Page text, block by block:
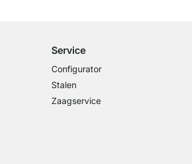
Service
Configurator
Stalen
Zaagservice